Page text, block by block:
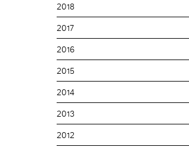
2018
2017
2016
2015
2014
2013
2012